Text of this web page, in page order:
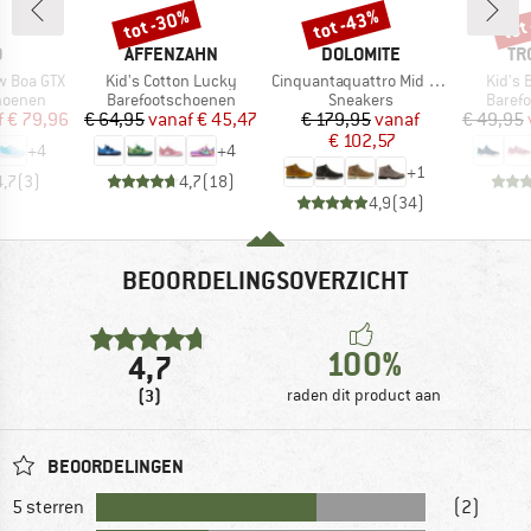
Boa GTX
prijs
€ 79,96
+4
(3)
MERK
AFFENZAHN
Artikel
Kid's Cotton Lucky
Productgroep
Barefootschoenen
Prijs
€ 64,95 Verlaagde prijs
vanaf€ 45,47
+4
4,7(18)
Korting
tot -30%
MERK
DOLOMITE
Artikel
Cinquantaquattro Mid Full Grain Leather Evo
Productgroep
Sneakers
Prijs
€ 179,95Verlaagde prijs
vanaf
€ 102,57
+1
4,9(34)
Korting
tot -43%
Artikel
Kid's
€ 49,95
BEOORDELINGSOVERZICHT
4,7
(3)
100%
raden dit product aan
BEOORDELINGEN
5 sterren (2)